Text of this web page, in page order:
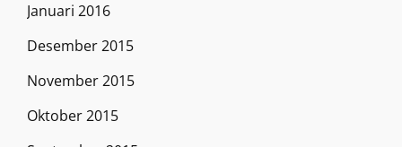
Januari 2016
Desember 2015
November 2015
Oktober 2015